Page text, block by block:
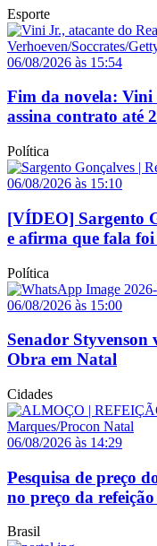
Esporte
06/08/2026 às 15:54
Fim da novela: Vini
assina contrato até
Política
06/08/2026 às 15:10
[VÍDEO] Sargento
e afirma que fala
Política
06/08/2026 às 15:00
Senador
Obra em Natal
Cidades
06/08/2026 às 14:29
Pesquisa de preço
no preço da
Brasil